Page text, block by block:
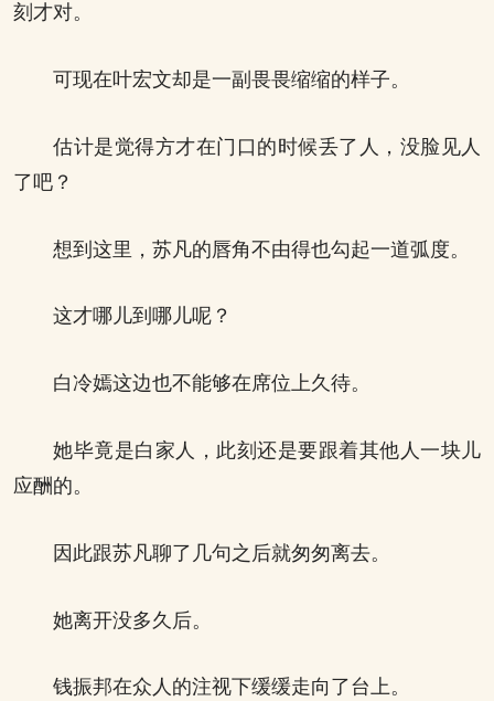
刻才对。
可现在叶宏文却是一副畏畏缩缩的样子。
估计是觉得方才在门口的时候丢了人，没脸见人
了吧？
想到这里，苏凡的唇角不由得也勾起一道弧度。
这才哪儿到哪儿呢？
白冷嫣这边也不能够在席位上久待。
她毕竟是白家人，此刻还是要跟着其他人一块儿
应酬的。
因此跟苏凡聊了几句之后就匆匆离去。
她离开没多久后。
钱振邦在众人的注视下缓缓走向了台上。